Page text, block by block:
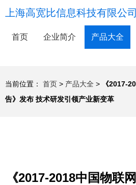
上海高宽比信息科技有限公司
首页 企业简介 产品大全
当前位置： 首页 > 产品大全 >
《2017-
告》发布 技术研发引领产业新变革
《2017-2018中国物联